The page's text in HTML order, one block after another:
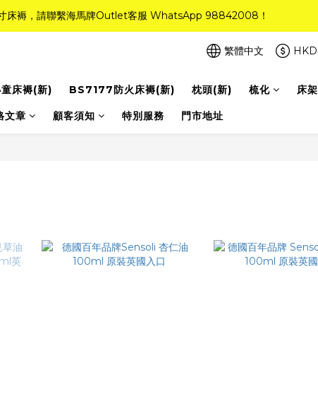
床褥，請聯繫海馬牌Outlet客服 WhatsApp 98842008！
床褥，請聯繫海馬牌Outlet客服 WhatsApp 98842008！
折(新永久記憶床褥 及 健康記憶床褥)＋送禮品＋免運費(只限標準尺寸)
寸床褥，請聯繫海馬牌Outlet客服 WhatsApp 98842008！
繁體中文 HKD
床褥(新) BS7177防火床褥(新) 枕頭(新) 梳化 床架
文章 顧客須知 特別服務 門市地址